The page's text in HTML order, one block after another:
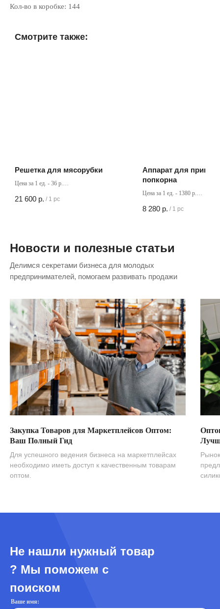
Кол-во в коробке: 144
Смотрите также:
Решетка для мясорубки
Цена за 1 ед. - 36 р.
21 600 р. / 1 pc
Аппарат для
попкорна
Цена за 1 ед. - 1380 р.
8 280 р. / 1 pc
Новости и полезные статьи
Делимся секретами бизнеса для молодых
предпринимателей, помогаем развивать продажи
Закупка Товаров для Маркетплейсов Оптом:
Ваш Полный Гид
Для успешного ведения бизнеса на маркетплейсах
необходимо иметь доступ к качественным товарам
оптом.
Не нашли нужный товар
? Мы поможем с
поиском
Ваше имя: